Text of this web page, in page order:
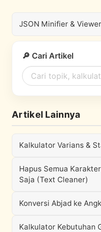
JSON Minifier & Viewer
🔎 Cari Artikel
Artikel Lainnya
Kalkulator Varians &
Hapus Semua
Saja (Text Cleaner)
Konversi Abjad ke
Kalkulator Kebutuhan